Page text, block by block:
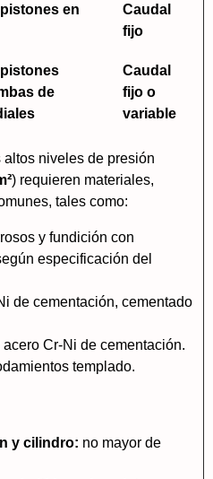
en
Caudal
fijo
de
Caudal
fijo o
variable
niveles de presión
) requieren materiales,
tales como:
y fundición con
especificación del
de cementación, cementado
acero Cr-Ni de cementación.
templado.
y cilindro: no mayor de